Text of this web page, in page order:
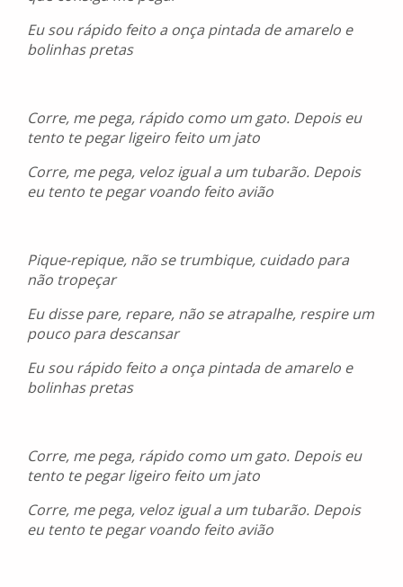
Eu sou rápido feito a onça pintada de amarelo e
bolinhas pretas
Corre, me pega, rápido como um gato. Depois eu
tento te pegar ligeiro feito um jato
Corre, me pega, veloz igual a um tubarão. Depois
eu tento te pegar voando feito avião
Pique-repique, não se trumbique, cuidado para
não tropeçar
Eu disse pare, repare, não se atrapalhe, respire um
pouco para descansar
Eu sou rápido feito a onça pintada de amarelo e
bolinhas pretas
Corre, me pega, rápido como um gato. Depois eu
tento te pegar ligeiro feito um jato
Corre, me pega, veloz igual a um tubarão. Depois
eu tento te pegar voando feito avião